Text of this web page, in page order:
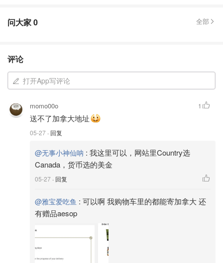
问大家0 全部
评论
打开App写评论
momo00o
送不了加拿大地址
05-27 · 回复
1
@无事小神仙呐 : 我这里可以，网站里Country选
Canada，货币选的美金
05-27 · 回复
@雅宝爱吃鱼 : 可以啊 我购物车里的都能寄加拿大 还
有赠品aesop